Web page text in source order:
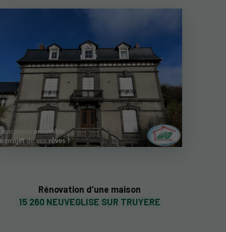
Rénovation d’une maison
15 260 NEUVEGLISE SUR TRUYERE